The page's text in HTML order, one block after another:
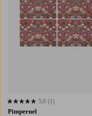
Pimpernel
5,0 baseret på 1 bedømmelser
5,0 (1)